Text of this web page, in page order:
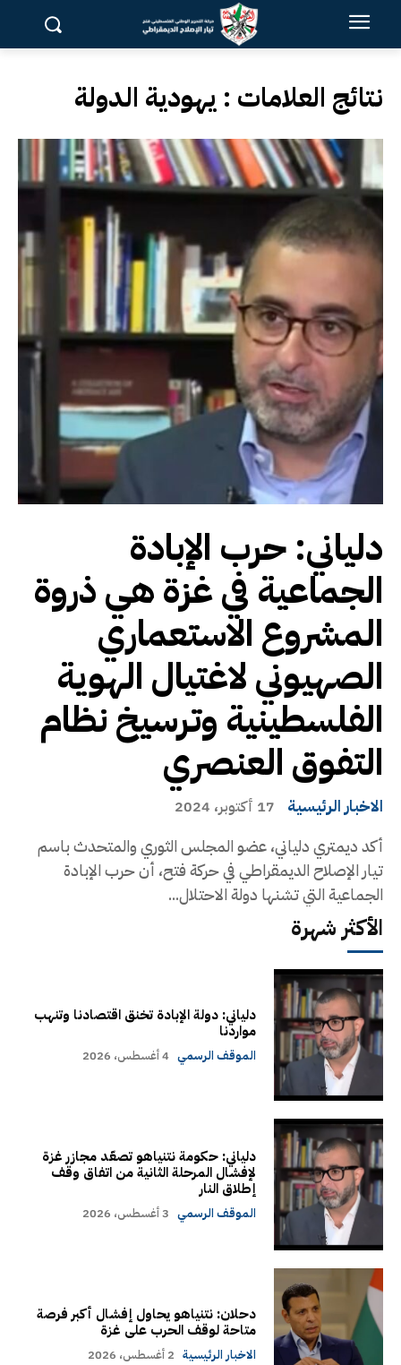
نتائج العلامات : يهودية الدولة
دلياني: حرب الإبادة
الجماعية في غزة هي ذروة
المشروع الاستعماري
الصهيوني لاغتيال الهوية
الفلسطينية وترسيخ نظام
التفوق العنصري
الاخبار الرئيسية 17 أكتوبر، 2024
أكد ديمتري دلياني، عضو المجلس الثوري والمتحدث باسم
تيار الإصلاح الديمقراطي في حركة فتح، أن حرب الإبادة
الجماعية التي تشنها دولة الاحتلال...
الأكثر شهرة
دلياني: دولة الإبادة تخنق اقتصادنا وتنهب
مواردنا
الموقف الرسمي 4 أغسطس، 2026
دلياني: حكومة نتنياهو تصعّد مجازر غزة
لإفشال المرحلة الثانية من اتفاق وقف
إطلاق النار
الموقف الرسمي 3 أغسطس، 2026
دحلان: نتنياهو يحاول إفشال أكبر فرصة
متاحة لوقف الحرب على غزة
الاخبار الرئيسية 2 أغسطس، 2026